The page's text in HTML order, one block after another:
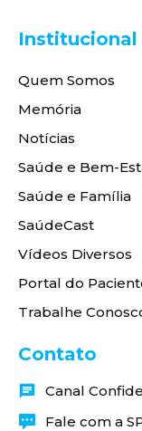
Institucional
Quem Somos
Memória
Notícias
Saúde e Bem-
Saúde e Família
SaúdeCast
Vídeos Diversos
Portal do
Trabalhe
Contato
Canal
Fale com a